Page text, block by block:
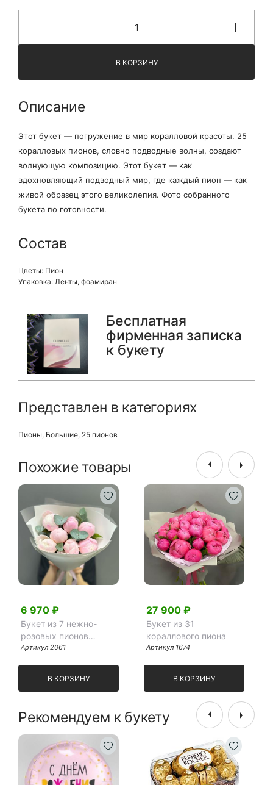
В КОРЗИНУ
Описание
Этот букет — погружение в мир коралловой красоты. 25
коралловых пионов, словно подводные волны, создают
волнующую композицию. Этот букет — как
вдохновляющий подводный мир, где каждый пион — как
живой образец этого великолепия. Фото собранного
букета по готовности.
Состав
Цветы: Пион
Упаковка: Ленты, фоамиран
Бесплатная
фирменная записка
к букету
Представлен в категориях
Пионы, Большие, 25 пионов
Похожие товары
6 970 ₽
Букет из 7 нежно-
розовых пионов
Гардения
Артикул 2061
В КОРЗИНУ
27 900 ₽
Букет из 31
кораллового пиона
Артикул 1674
В КОРЗИНУ
Рекомендуем к букету